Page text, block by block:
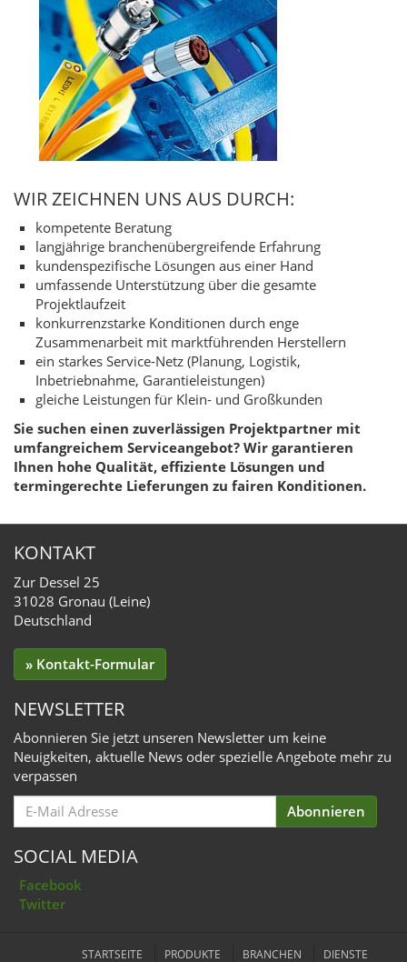
WIR ZEICHNEN UNS AUS DURCH:
kompetente Beratung
langjährige branchenübergreifende Erfahrung
kundenspezifische Lösungen aus einer Hand
umfassende Unterstützung über die gesamte
Projektlaufzeit
konkurrenzstarke Konditionen durch enge
Zusammenarbeit mit marktführenden Herstellern
ein starkes Service-Netz (Planung, Logistik,
Inbetriebnahme, Garantieleistungen)
gleiche Leistungen für Klein- und Großkunden
Sie suchen einen zuverlässigen Projektpartner mit
umfangreichem Serviceangebot? Wir garantieren
Ihnen hohe Qualität, effiziente Lösungen und
termingerechte Lieferungen zu fairen Konditionen.
KONTAKT
Zur Dessel 25
31028 Gronau (Leine)
Deutschland
» Kontakt-Formular
NEWSLETTER
Abonnieren Sie jetzt unseren Newsletter um keine
Neuigkeiten, aktuelle News oder spezielle Angebote mehr zu
verpassen
Email
for
Abonnieren
SOCIAL MEDIA
Facebook
Twitter
STARTSEITE PRODUKTE BRANCHEN DIENSTE